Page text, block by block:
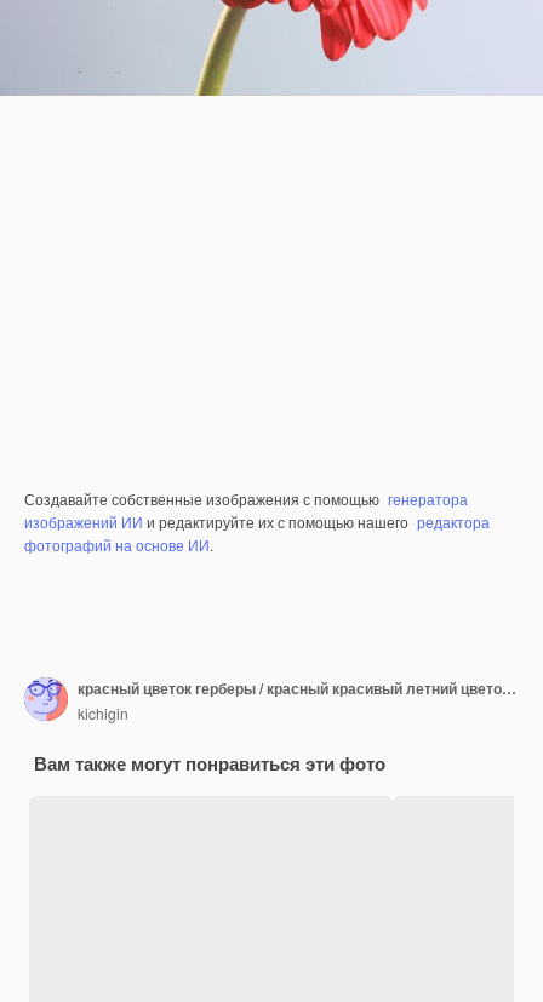
Создавайте собственные изображения с помощью генератора
изображений ИИ и редактируйте их с помощью нашего редактора
фотографий на основе ИИ.
красный цветок герберы / красный красивый летний цветок, концепция запаха аромата
kichigin
Вам также могут понравиться эти фото